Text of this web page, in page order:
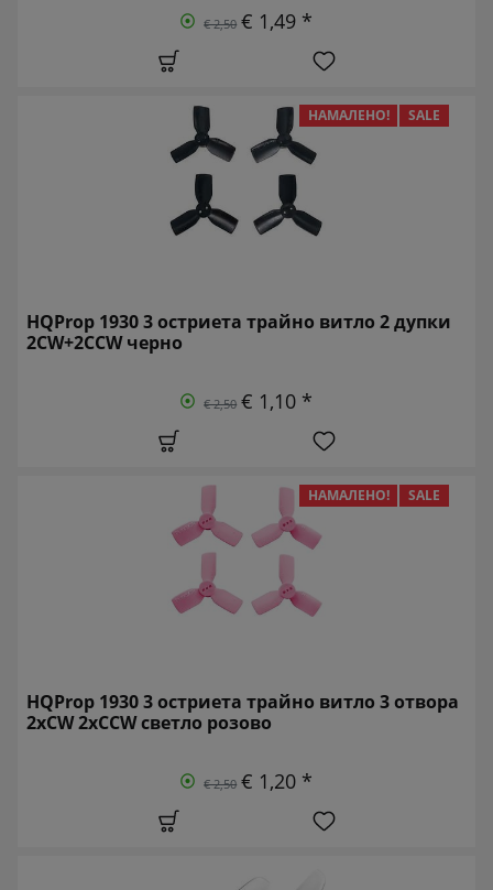
€ 2,50 € 1,49 *
НАМАЛЕНО! SALE
HQProp 1930 3 остриета трайно витло 2 дупки
2CW+2CCW черно
€ 2,50 € 1,10 *
НАМАЛЕНО! SALE
HQProp 1930 3 остриета трайно витло 3 отвора
2xCW 2xCCW светло розово
€ 2,50 € 1,20 *